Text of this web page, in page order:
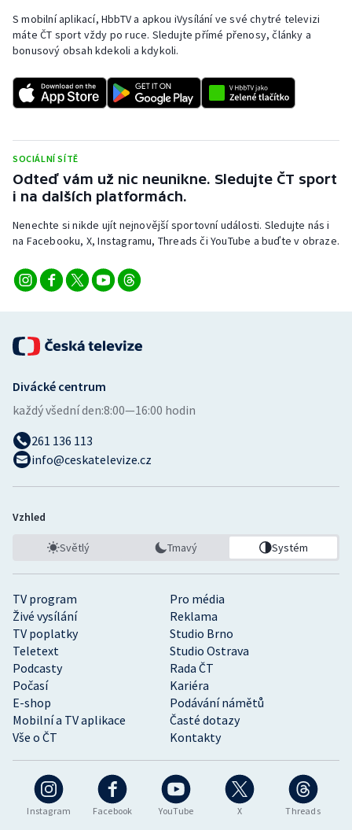
Rychlostní kanoistika
Short track
Sportovní střelba
Stolní tenis
Triatlon
Vodní slalom
Volejbal
S mobilní aplikací, HbbTV a apkou iVysílání ve své chytré televizi
máte ČT sport vždy po ruce. Sledujte přímé přenosy, články a
bonusový obsah kdekoli a kdykoli.
SOCIÁLNÍ SÍTĚ
Odteď vám už nic neunikne. Sledujte ČT sport
i na dalších platformách.
Nenechte si nikde ujít nejnovější sportovní události. Sledujte nás i
na Facebooku, X, Instagramu, Threads či YouTube a buďte v obraze.
Instagram Facebook YouTube X Threads
TV program
Pro média
Živé vysílání
Reklama
TV poplatky
Studio Brno
Teletext
Studio Ostrava
Podcasty
Rada ČT
Počasí
Kariéra
E-shop
Podávání námětů
Mobilní a TV aplikace
Časté dotazy
Vše o ČT
Kontakty
Divácké centrum
každý všední den:8:00—16:00 hodin
261 136 113
info@ceskatelevize.cz
Vzhled
Světlý Tmavý Systém